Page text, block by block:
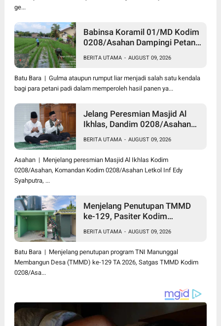
ge...
Babinsa Koramil 01/MD Kodim
0208/Asahan Dampingi Petani
BERITA UTAMA - AUGUST 09, 2026
Batu Bara | Gulma ataupun rumput liar menjadi salah satu kendala
bagi para petani padi dalam memperoleh hasil panen ya...
Jelang Peresmian Masjid Al
Ikhlas, Dandim 0208/Asahan
serta Santuni Anak Yatim
BERITA UTAMA - AUGUST 09, 2026
Asahan | Menjelang peresmian Masjid Al Ikhlas Kodim
0208/Asahan, Komandan Kodim 0208/Asahan Letkol Inf Edy
Syahputra, ...
Menjelang Penutupan TMMD
ke-129, Pasiter Kodim
Bersih di Desa Kapal Merah
BERITA UTAMA - AUGUST 09, 2026
Batu Bara | Menjelang penutupan program TNI Manunggal
Membangun Desa (TMMD) ke-129 TA 2026, Satgas TMMD Kodim
0208/Asa...